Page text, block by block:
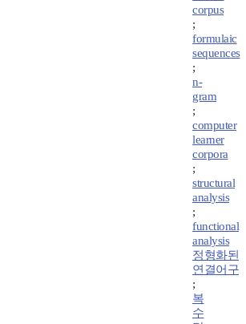
corpus
;
formulaic
sequences
;
n-
gram
;
computer
learner
corpora
;
structural
analysis
;
functional
analysis
정형화된
연결어구
;
복
수